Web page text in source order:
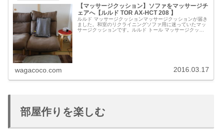
【マッサージクッション】ソファをマッサージチ
ェアへ【ルルド TOR AX-HCT 208 】
ルルド マッサージクッションマッサージクッションが届き
ました。和室のリクライニングソファ用に迷っていたマッ
サージクッションです。ルルド トール マッサージクッシ
wagacoco.com 2016.03.17
部屋作りを楽しむ